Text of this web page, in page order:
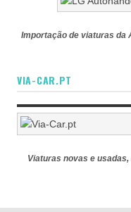
Importação de viaturas da
VIA-CAR.PT
Viaturas novas e